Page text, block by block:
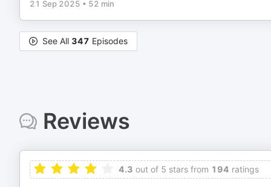
21 Sep 2025 • 52 min
See All 347 Episodes
Reviews
4.3 out of 5 stars from 194 ratings